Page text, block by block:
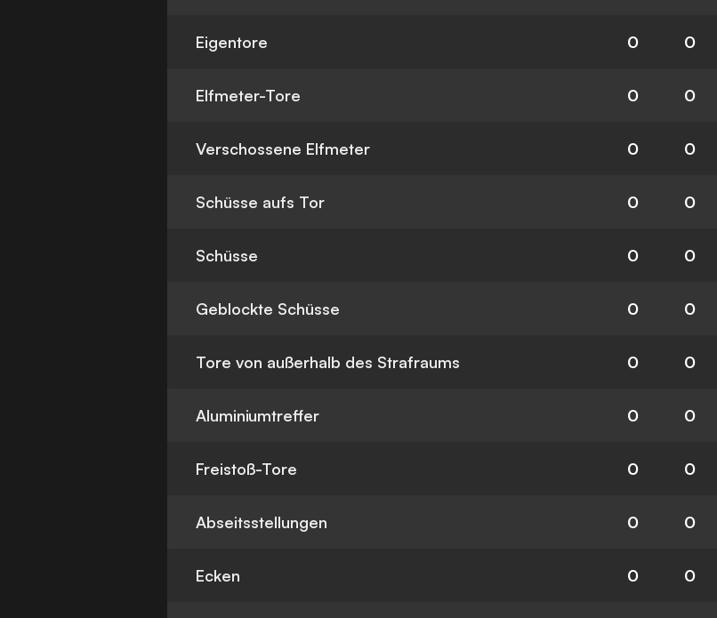
Eigentore 0 0
Elfmeter-Tore 0 0
Verschossene Elfmeter 0 0
Schüsse aufs Tor 0 0
Schüsse 0 0
Geblockte Schüsse 0 0
Tore von außerhalb des Strafraums 0 0
Aluminiumtreffer 0 0
Freistoß-Tore 0 0
Abseitsstellungen 0 0
Ecken 0 0